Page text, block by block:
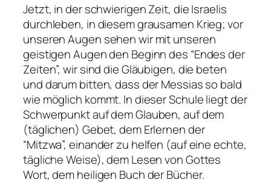
Jetzt, in der schwierigen Zeit, die Israelis
durchleben, in diesem grausamen Krieg; vor
unseren Augen sehen wir mit unseren
geistigen Augen den Beginn des “Endes der
Zeiten”, wir sind die Gläubigen, die beten
und darum bitten, dass der Messias so bald
wie möglich kommt. In dieser Schule liegt der
Schwerpunkt auf dem Glauben, auf dem
(täglichen) Gebet, dem Erlernen der
“Mitzwa”, einander zu helfen (auf eine echte,
tägliche Weise), dem Lesen von Gottes
Wort, dem heiligen Buch der Bücher.